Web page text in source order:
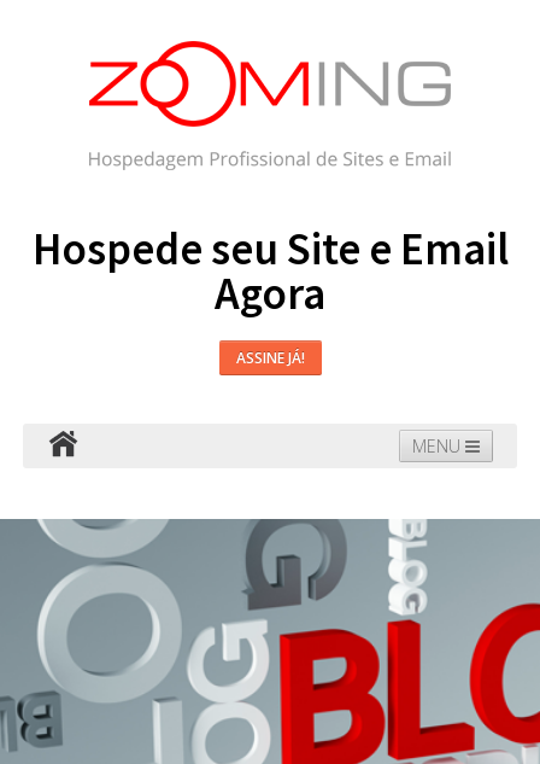
Hospede seu Site e Email
Agora
ASSINE JÁ!
MENU
Domínios Blog Suporte